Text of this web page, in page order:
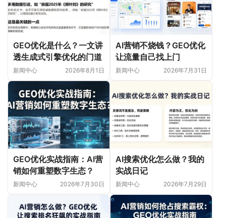
GEO优化是什么？一文讲
透生成式引擎优化的门道
新闻中心 2026年8月1日
AI营销不烧钱？GEO优化
让流量自己找上门
新闻中心 2026年7月31日
GEO优化实战指南：AI营
销如何重塑数字生态？
新闻中心 2026年7月30日
AI搜索优化怎么做？我的
实战日记
新闻中心 2026年7月29日